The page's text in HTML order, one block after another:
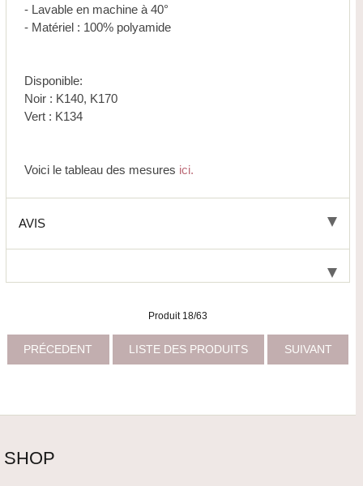
- Lavable en machine à 40°
- Matériel : 100% polyamide
Disponible:
Noir : K140, K170
Vert : K134
Voici le tableau des mesures ici.
AVIS
Produit 18/63
PRÉCEDENT LISTE DES PRODUITS SUIVANT
SHOP